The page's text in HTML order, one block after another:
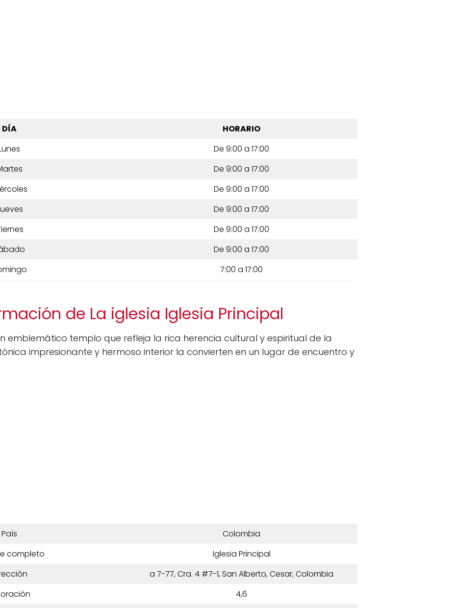
DÍA
HORARIO
De 9:00 a 17:00
De 9:00 a 17:00
De 9:00 a 17:00
De 9:00 a 17:00
De 9:00 a 17:00
De 9:00 a 17:00
7:00 a 17:00
de La iglesia Iglesia Principal
emblemático templo que refleja la rica herencia cultural y espiritual de la
impresionante y hermoso interior la convierten en un lugar de encuentro y
País
Colombia
completo
Iglesia Principal
a 7-77, Cra. 4 #7-1, San Alberto, Cesar, Colombia
4,6